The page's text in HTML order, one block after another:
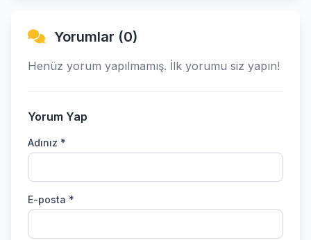
Yorumlar (0)
Henüz yorum yapılmamış. İlk yorumu siz yapın!
Yorum Yap
Adınız *
E-posta *